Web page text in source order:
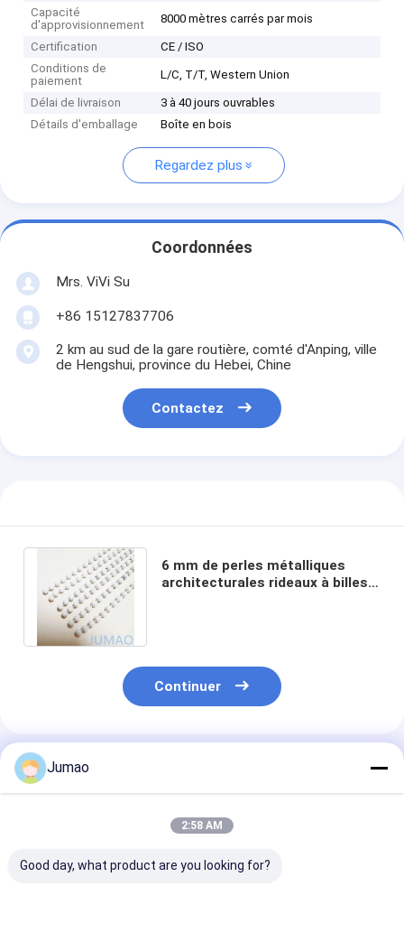
Capacité
d'approvisionnement
8000 mètres carrés par mois
Certification
CE / ISO
Conditions de
paiement
L/C, T/T, Western Union
Délai de livraison
3 à 40 jours ouvrables
Détails d'emballage
Boîte en bois
Regardez plus
Coordonnées
Mrs. ViVi Su
+86 15127837706
2 km au sud de la gare routière, comté d'Anping, ville
de Hengshui, province du Hebei, Chine
Contactez
6 mm de perles métalliques
architecturales rideaux à billes
Continuer
Produits Recommandés
Jumao
2:58 AM
Good day, what product are you looking for?